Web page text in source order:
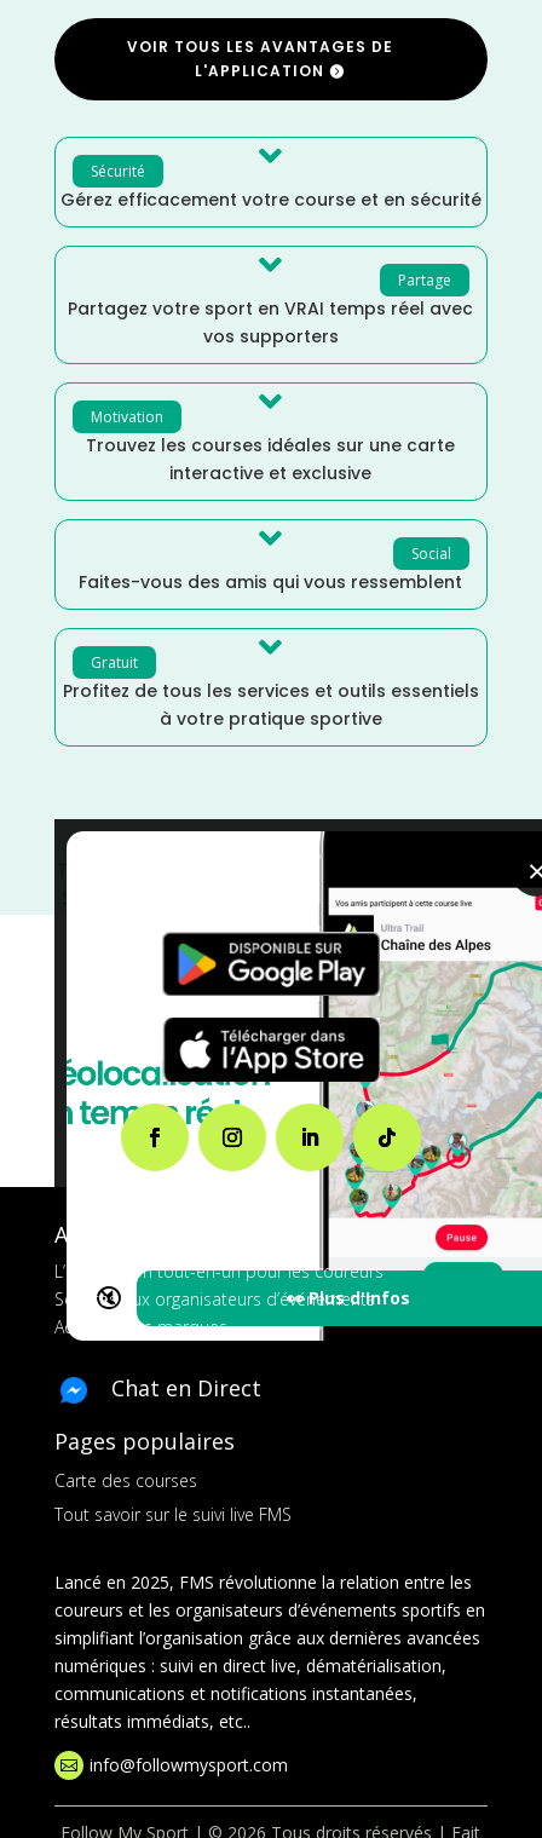
VOIR TOUS LES AVANTAGES DE
L'APPLICATION
Sécurité 
Gérez efficacement votre course et en sécurité
Partage

Partagez votre sport en VRAI temps réel avec
vos supporters
Motivation 
Trouvez les courses idéales sur une carte
interactive et exclusive
Social

Faites-vous des amis qui vous ressemblent
Gratuit 
Profitez de tous les services et outils essentiels
à votre pratique sportive
🔇 👀 Plus d'Infos
Trail
Semi
Distance Faible/courses
A propos de FMS
L’application tout-en-un pour les coureurs
Services aux organisateurs d’événements
Ads pour les marques
Chat en Direct
Pages populaires
Carte des courses
Tout savoir sur le suivi live FMS
Lancé en 2025, FMS révolutionne la relation entre les
coureurs et les organisateurs d’événements sportifs en
simplifiant l’organisation grâce aux dernières avancées
numériques : suivi en direct live, dématérialisation,
communications et notifications instantanées,
résultats immédiats, etc..
 info@followmysport.com
Follow My Sport | © 2026 Tous droits réservés | Fait